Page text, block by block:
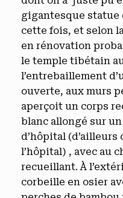
gigantesque statue
cette fois, et selon
en rénovation
le temple tibétain
l’entrebaillement
ouverte, aux murs
aperçoit un corps
blanc allongé sur
d’hôpital (d’ailleurs
l’hôpital) , avec au
recueillant. À
corbeille en osier